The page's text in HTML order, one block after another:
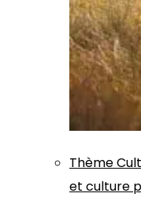
Thème
et culture